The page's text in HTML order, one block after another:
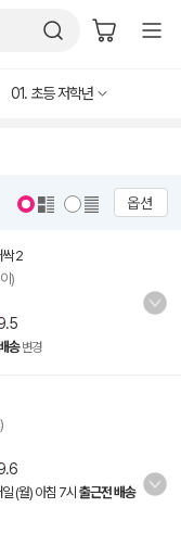
01. 초등 저학년
옵션
싹 2
)
송 변경
일 (월) 아침 7시 출근전 배송